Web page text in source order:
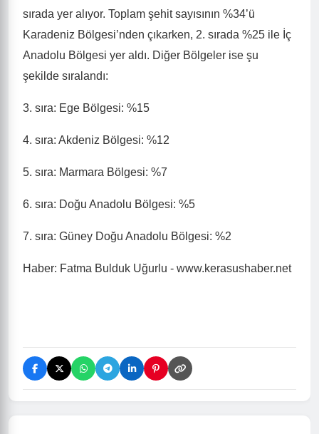
sırada yer alıyor. Toplam şehit sayısının %34’ü
Karadeniz Bölgesi’nden çıkarken, 2. sırada %25 ile İç
Anadolu Bölgesi yer aldı. Diğer Bölgeler ise şu
şekilde sıralandı:
3. sıra: Ege Bölgesi: %15
4. sıra: Akdeniz Bölgesi: %12
5. sıra: Marmara Bölgesi: %7
6. sıra: Doğu Anadolu Bölgesi: %5
7. sıra: Güney Doğu Anadolu Bölgesi: %2
Haber: Fatma Bulduk Uğurlu - www.kerasushaber.net